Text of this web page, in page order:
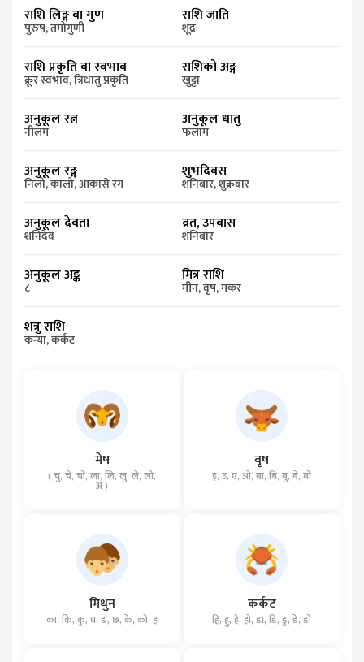
राशि लिङ्ग वा गुण
पुरुष, तमोगुणी
राशि जाति
शूद्र
राशि प्रकृति वा स्वभाव
क्रूर स्वभाव, त्रिधातु प्रकृति
राशिको अङ्ग
खुट्टा
अनुकूल रत्न
नीलम
अनुकूल धातु
फलाम
अनुकूल रङ्ग
निलो, कालो, आकासे रंग
शुभदिवस
शनिबार, शुक्रबार
अनुकूल देवता
शनिदेव
व्रत, उपवास
शनिबार
अनुकूल अङ्क
८
मित्र राशि
मीन, वृष, मकर
शत्रु राशि
कन्या, कर्कट
मेष
( चु, चे, चो, ला, लि, लु, ले, लो,
अ )
वृष
इ, उ, ए, ओ, बा, बि, बु, बे, बो
मिथुन
का, कि, कु, घ, ङ, छ, के, को, ह
कर्कट
हि, हु, हे, हो, डा, डि, डु, डे, डो